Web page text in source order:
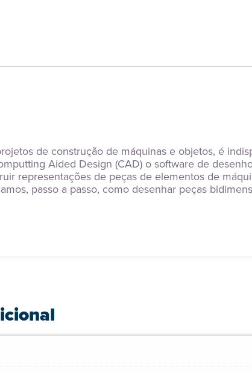
de construção de máquinas e objetos, é
Aided Design (CAD) o software de
representações de peças de elementos de
passo a passo, como desenhar peças